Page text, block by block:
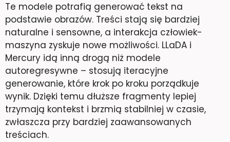
Te modele potrafią generować tekst na
podstawie obrazów. Treści stają się bardziej
naturalne i sensowne, a interakcja człowiek-
maszyna zyskuje nowe możliwości. LLaDA i
Mercury idą inną drogą niż modele
autoregresywne – stosują iteracyjne
generowanie, które krok po kroku porządkuje
wynik. Dzięki temu dłuższe fragmenty lepiej
trzymają kontekst i brzmią stabilniej w czasie,
zwłaszcza przy bardziej zaawansowanych
treściach.